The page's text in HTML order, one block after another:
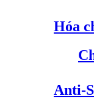
Hóa
Anti-